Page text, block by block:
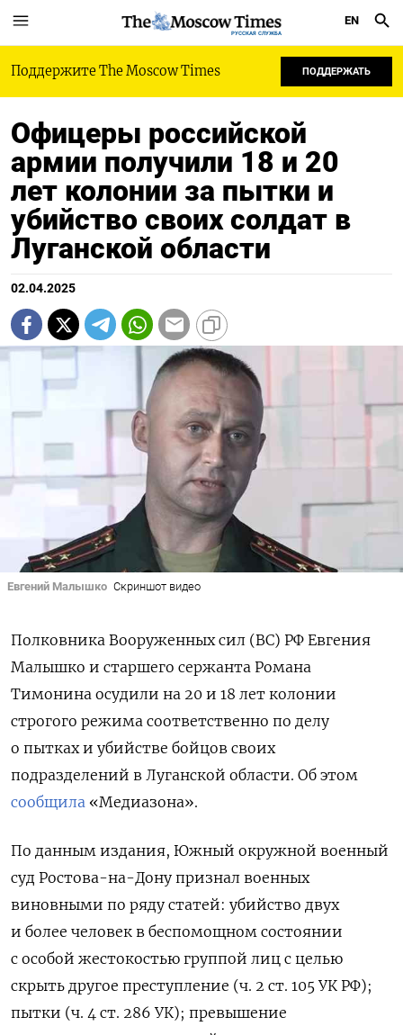
РУССКАЯ СЛУЖБА
EN
Поддержите The Moscow Times ПОДДЕРЖАТЬ
Офицеры российской
армии получили 18 и 20
лет колонии за пытки и
убийство своих солдат в
Луганской области
02.04.2025
Евгений Малышко Скриншот видео
Полковника Вооруженных сил (ВС) РФ Евгения
Малышко и старшего сержанта Романа
Тимонина осудили на 20 и 18 лет колонии
строгого режима соответственно по делу
о пытках и убийстве бойцов своих
подразделений в Луганской области. Об этом
сообщила «Медиазона».
По данным издания, Южный окружной военный
суд Ростова-на-Дону признал военных
виновными по ряду статей: убийство двух
и более человек в беспомощном состоянии
с особой жестокостью группой лиц с целью
скрыть другое преступление (ч. 2 ст. 105 УК РФ);
пытки (ч. 4 ст. 286 УК); превышение